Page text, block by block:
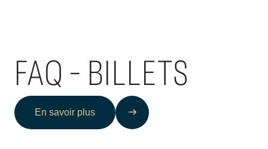
FAQ – BILLETS
En savoir plus